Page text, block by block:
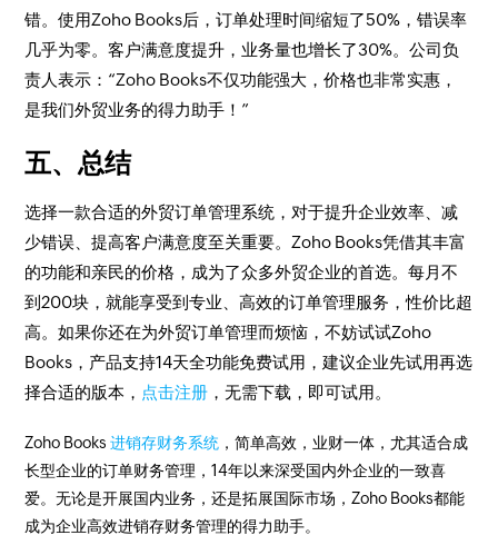
错。使用Zoho Books后，订单处理时间缩短了50%，错误率
几乎为零。客户满意度提升，业务量也增长了30%。公司负
责人表示：“Zoho Books不仅功能强大，价格也非常实惠，
是我们外贸业务的得力助手！”
五、总结
选择一款合适的外贸订单管理系统，对于提升企业效率、减
少错误、提高客户满意度至关重要。Zoho Books凭借其丰富
的功能和亲民的价格，成为了众多外贸企业的首选。每月不
到200块，就能享受到专业、高效的订单管理服务，性价比超
高。如果你还在为外贸订单管理而烦恼，不妨试试Zoho
Books，产品支持14天全功能免费试用，建议企业先试用再选
择合适的版本， 点击注册 ，无需下载，即可试用。
Zoho Books进销存财务系统 ，简单高效，业财一体，尤其适合成
长型企业的订单财务管理，14年以来深受国内外企业的一致喜
爱。无论是开展国内业务，还是拓展国际市场，Zoho Books都能
成为企业高效进销存财务管理的得力助手。